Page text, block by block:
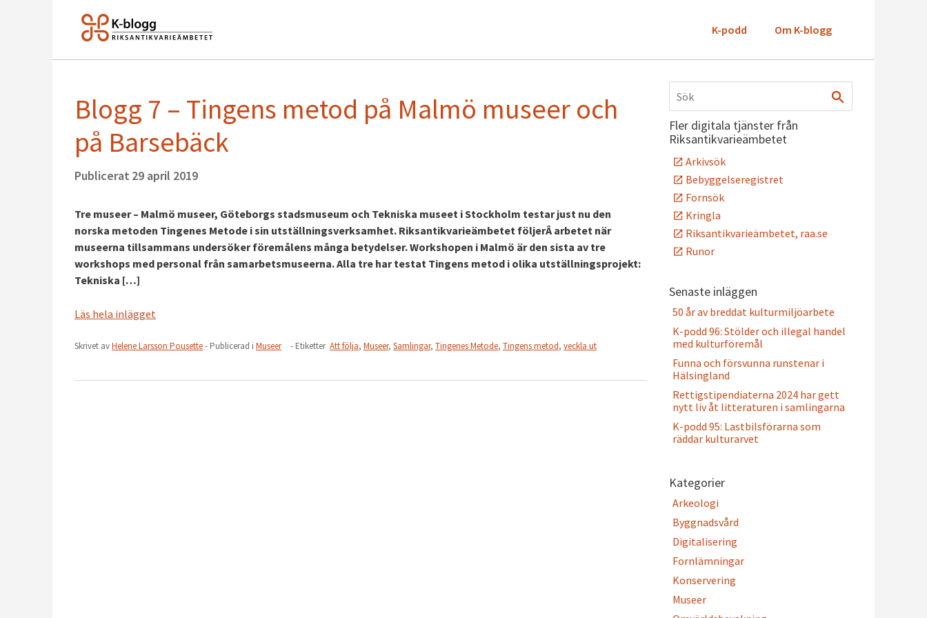
K-podd Om K-blogg
Blogg 7 – Tingens metod på Malmö museer och
på Barsebäck
Publicerat 29 april 2019
Tre museer – Malmö museer, Göteborgs stadsmuseum och Tekniska museet i Stockholm testar just nu den
norska metoden Tingenes Metode i sin utställningsverksamhet. Riksantikvarieämbetet följerÂ arbetet när
museerna tillsammans undersöker föremålens många betydelser. Workshopen i Malmö är den sista av tre
workshops med personal från samarbetsmuseerna. Alla tre har testat Tingens metod i olika utställningsprojekt:
Tekniska […]
Läs hela inlägget
Skrivet avHelene Larsson Pousette- Publicerad i Museer - Etiketter Att följa, Museer, Samlingar, Tingenes Metode, Tingens metod, veckla ut
Fler digitala tjänster från
Riksantikvarieämbetet
Arkivsök
Bebyggelseregistret
Fornsök
Kringla
Riksantikvarieämbetet, raa.se
Runor
Senaste inläggen
50 år av breddat kulturmiljöarbete
K-podd 96: Stölder och illegal handel
med kulturföremål
Funna och försvunna runstenar i
Hälsingland
Rettigstipendiaterna 2024 har gett
nytt liv åt litteraturen i samlingarna
K-podd 95: Lastbilsförarna som
räddar kulturarvet
Kategorier
Arkeologi
Byggnadsvård
Digitalisering
Fornlämningar
Konservering
Museer